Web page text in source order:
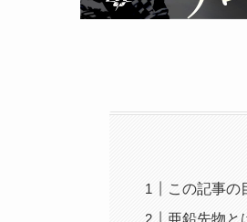
この記事の
亜鉛先物と